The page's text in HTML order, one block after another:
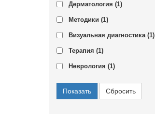
Дерматология (1)
Методики (1)
Визуальная диагностика (1)
Терапия (1)
Неврология (1)